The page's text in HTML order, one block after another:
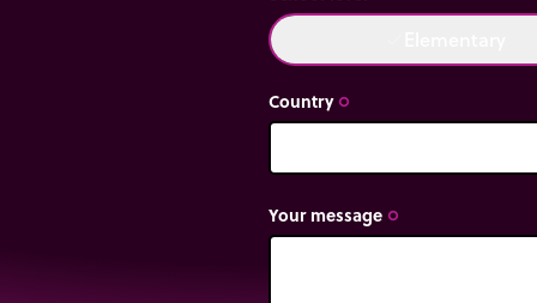
Country trip_origin
Your message trip_origin